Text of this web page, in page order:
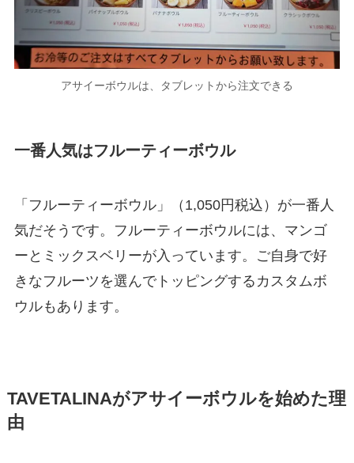
アサイーボウルは、タブレットから注文できる
一番人気はフルーティーボウル
「フルーティーボウル」（1,050円税込）が一番人
気だそうです。フルーティーボウルには、マンゴ
ーとミックスベリーが入っています。ご自身で好
きなフルーツを選んでトッピングするカスタムボ
ウルもあります。
TAVETALINAがアサイーボウルを始めた理
由